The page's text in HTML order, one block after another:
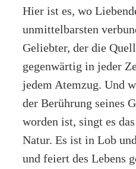
Hier ist es, wo
unmittelbarsten
Geliebter, der die
gegenwärtig in jeder
jedem Atemzug. Und
der Berührung seines
worden ist, singt es
Natur. Es ist in Lob
und feiert des Lebens